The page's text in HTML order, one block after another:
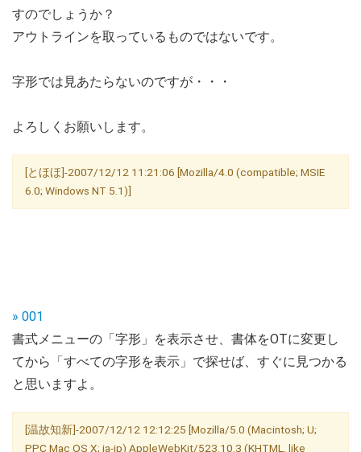
すのでしょうか？
アウトラインを取っているものではないです。
字形では見あたらないのですが・・・
よろしくお願いします。
[とほほ]-2007/12/12 11:21:06 [Mozilla/4.0 (compatible; MSIE
6.0; Windows NT 5.1)]
» 001
書式メニューの「字形」を表示させ、書体をOTに変更し
てから「すべての字形を表示」で探せば、すぐに見つかる
と思いますよ。
[温故知新]-2007/12/12 12:12:25 [Mozilla/5.0 (Macintosh; U;
PPC Mac OS X; ja-jp) AppleWebKit/523.10.3 (KHTML, like